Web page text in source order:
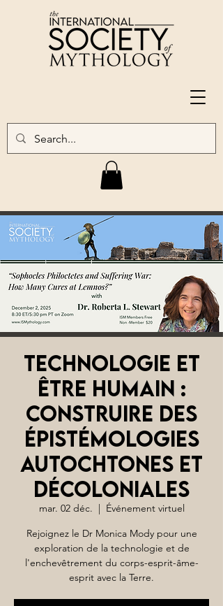
Technologie et
être humain :
construire des
épistémologies
autochtones et
décoloniales
mar. 02 déc.
  |
Événement virtuel
Rejoignez le Dr Monica Mody pour une
exploration de la technologie et de
l'enchevêtrement du corps-esprit-âme-
esprit avec la Terre.